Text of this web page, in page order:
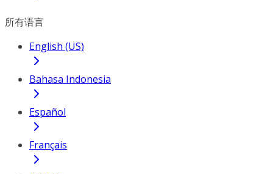
所有语言
English (US)
Bahasa Indonesia
Español
Français